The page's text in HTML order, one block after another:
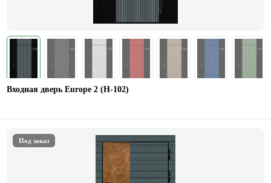
Входная дверь Europe 2 (Н-102)
Под заказ